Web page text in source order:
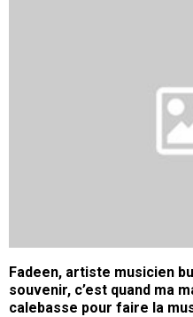
Fadeen, artiste musicien
souvenir, c’est quand ma
calebasse pour faire la